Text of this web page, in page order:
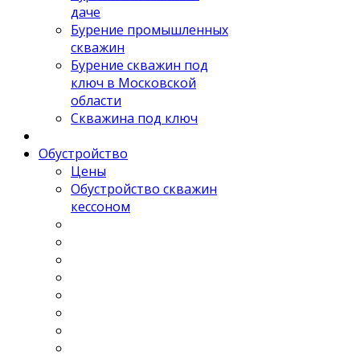
даче
Бурение промышленных
скважин
Бурение скважин под
ключ в Московской
области
Скважина под ключ
Обустройство
Цены
Обустройство скважин
кессоном